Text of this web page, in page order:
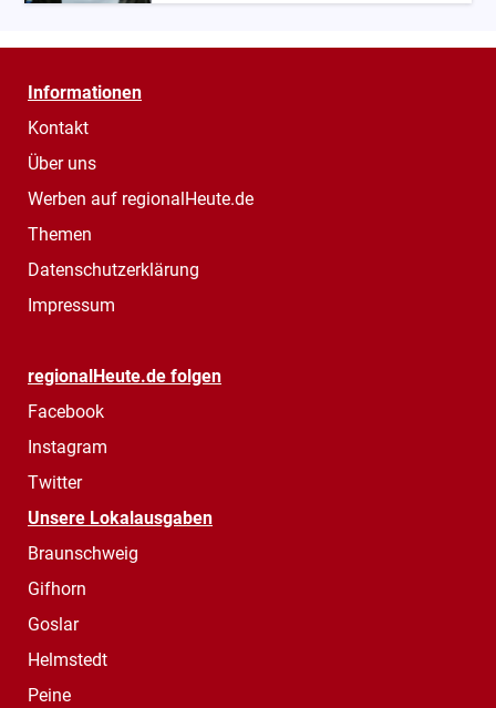
Informationen
Kontakt
Über uns
Werben auf regionalHeute.de
Themen
Datenschutzerklärung
Impressum
regionalHeute.de folgen
Facebook
Instagram
Twitter
Unsere Lokalausgaben
Braunschweig
Gifhorn
Goslar
Helmstedt
Peine